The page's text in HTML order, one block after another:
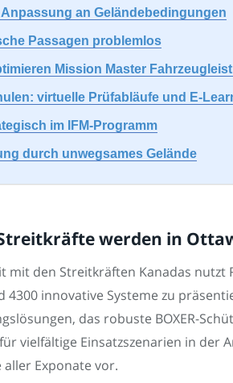
an Geländebedingungen
Passagen problemlos
Mission Master
virtuelle Prüfabläufe und E-
im IFM-Programm
durch unwegsames Gelände
werden in
den Streitkräften Kanadas nutzt
innovative Systeme zu
das robuste BOXER-
vielfältige Einsatzszenarien in der
Exponate vor.